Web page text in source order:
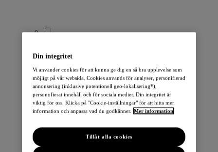
Din integritet
Vi använder cookies för att kunna ge dig en så bra upplevelse som
möjligt på vår websida. Cookies används för analyser, personifierad
annonsering (inklusive potentionell geo-lokalisering*),
personofierat innehåll och för sociala medier. Din integritet är
viktig för oss. Klicka på "Cookie-inställningar" för att hitta mer
information och anpassa vad du godkänner. Mer information
Tillåt alla cookies